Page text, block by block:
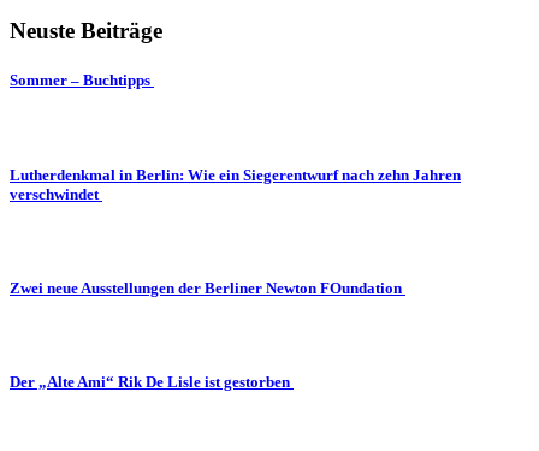
Neuste Beiträge
Sommer – Buchtipps
Lutherdenkmal in Berlin: Wie ein Siegerentwurf nach zehn Jahren
verschwindet
Zwei neue Ausstellungen der Berliner Newton FOundation
Der „Alte Ami“ Rik De Lisle ist gestorben